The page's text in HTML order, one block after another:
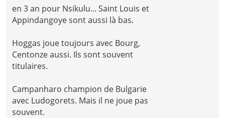
en 3 an pour Nsikulu... Saint Louis et
Appindangoye sont aussi là bas.
Hoggas joue toujours avec Bourg,
Centonze aussi. Ils sont souvent
titulaires.
Campanharo champion de Bulgarie
avec Ludogorets. Mais il ne joue pas
souvent.